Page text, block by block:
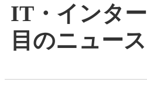
IT・インタ
目のニュース